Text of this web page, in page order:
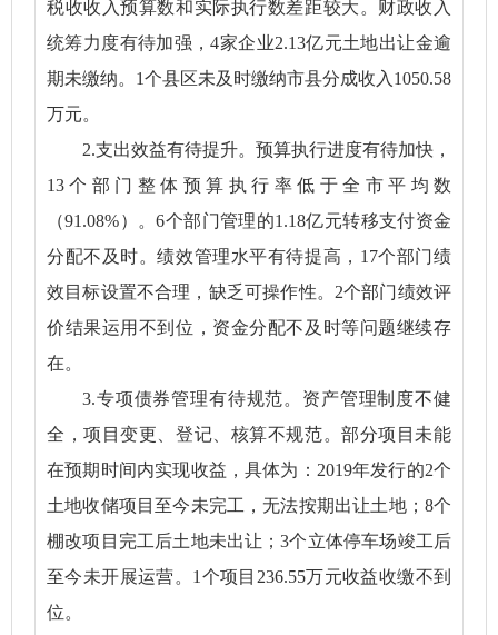
税收收入预算数和实际执行数差距较大。财政收入
统筹力度有待加强，4家企业2.13亿元土地出让金逾
期未缴纳。1个县区未及时缴纳市县分成收入1050.58
万元。
2.支出效益有待提升。预算执行进度有待加快，
13个部门整体预算执行率低于全市平均数
（91.08%）。6个部门管理的1.18亿元转移支付资金
分配不及时。绩效管理水平有待提高，17个部门绩
效目标设置不合理，缺乏可操作性。2个部门绩效评
价结果运用不到位，资金分配不及时等问题继续存
在。
3.专项债券管理有待规范。资产管理制度不健
全，项目变更、登记、核算不规范。部分项目未能
在预期时间内实现收益，具体为：2019年发行的2个
土地收储项目至今未完工，无法按期出让土地；8个
棚改项目完工后土地未出让；3个立体停车场竣工后
至今未开展运营。1个项目236.55万元收益收缴不到
位。